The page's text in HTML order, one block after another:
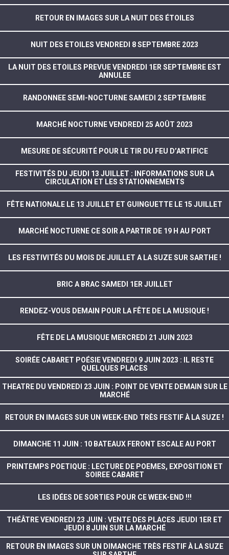
RETOUR EN IMAGES SUR LA NUIT DES ÉTOILES
NUIT DES ETOILES VENDREDI 8 SEPTEMBRE 2023
LA NUIT DES ETOILES PREVUE VENDREDI 1ER SEPTEMBRE EST
ANNULEE
RANDONNEE SEMI-NOCTURNE SAMEDI 2 SEPTEMBRE
MARCHÉ NOCTURNE VENDREDI 25 AOÛT 2023
MESURE DE SÉCURITÉ POUR LE TIR DU FEU D’ARTIFICE
FESTIVITÉS DU JEUDI 13 JUILLET : INFORMATIONS SUR LA
CIRCULATION ET LES STATIONNEMENTS
FÊTE NATIONALE LE 13 JUILLET ET GUINGUETTE LE 15 JUILLET
MARCHÉ NOCTURNE CE SOIR A PARTIR DE 19 H AU PORT
LES FESTIVITÉS DU MOIS DE JUILLET A LA SUZE SUR SARTHE !
BRIC A BRAC SAMEDI 1ER JUILLET
RENDEZ-VOUS DEMAIN POUR LA FÊTE DE LA MUSIQUE !
FÊTE DE LA MUSIQUE MERCREDI 21 JUIN 2023
SOIRÉE CABARET POÉSIE VENDREDI 9 JUIN 2023 : IL RESTE
QUELQUES PLACES
THEATRE DU VENDREDI 23 JUIN : POINT DE VENTE DEMAIN SUR LE
MARCHÉ
RETOUR EN IMAGES SUR UN WEEK-END TRÈS FESTIF À LA SUZE !
DIMANCHE 11 JUIN : 10 BATEAUX FERONT ESCALE AU PORT
PRINTEMPS POETIQUE : LECTURE DE POEMES, EXPOSITION ET
SOIREE CABARET
LES IDÉES DE SORTIES POUR CE WEEK-END !!!
THÉÂTRE VENDREDI 23 JUIN : VENTE DES PLACES JEUDI 1ER ET
JEUDI 8 JUIN SUR LA MARCHÉ
RETOUR EN IMAGES SUR UN DIMANCHE TRÈS FESTIF À LA SUZE